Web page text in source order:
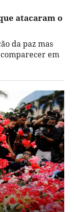
atacaram o
da paz mas
em